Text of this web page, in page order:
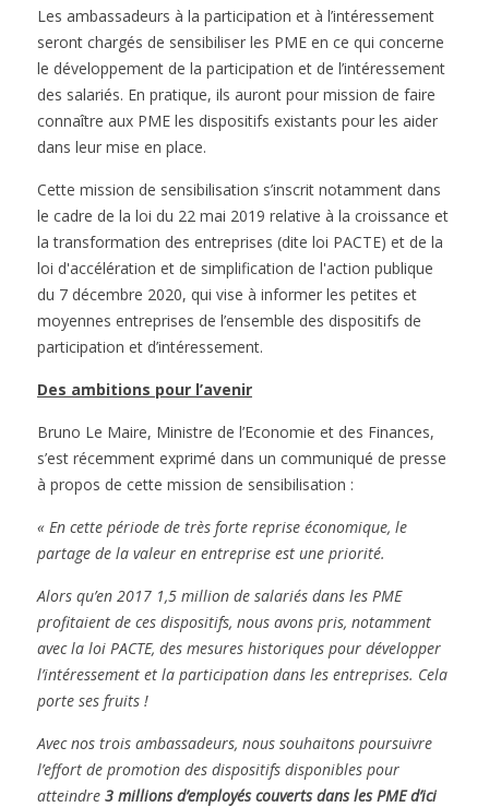
Les ambassadeurs à la participation et à l’intéressement
seront chargés de sensibiliser les PME en ce qui concerne
le développement de la participation et de l’intéressement
des salariés. En pratique, ils auront pour mission de faire
connaître aux PME les dispositifs existants pour les aider
dans leur mise en place.
Cette mission de sensibilisation s’inscrit notamment dans
le cadre de la loi du 22 mai 2019 relative à la croissance et
la transformation des entreprises (dite loi PACTE) et de la
loi d'accélération et de simplification de l'action publique
du 7 décembre 2020, qui vise à informer les petites et
moyennes entreprises de l’ensemble des dispositifs de
participation et d’intéressement.
Des ambitions pour l’avenir
Bruno Le Maire, Ministre de l’Economie et des Finances,
s’est récemment exprimé dans un communiqué de presse
à propos de cette mission de sensibilisation :
« En cette période de très forte reprise économique, le
partage de la valeur en entreprise est une priorité.
Alors qu’en 2017 1,5 million de salariés dans les PME
profitaient de ces dispositifs, nous avons pris, notamment
avec la loi PACTE, des mesures historiques pour développer
l’intéressement et la participation dans les entreprises. Cela
porte ses fruits !
Avec nos trois ambassadeurs, nous souhaitons poursuivre
l’effort de promotion des dispositifs disponibles pour
atteindre 3 millions d’employés couverts dans les PME d’ici